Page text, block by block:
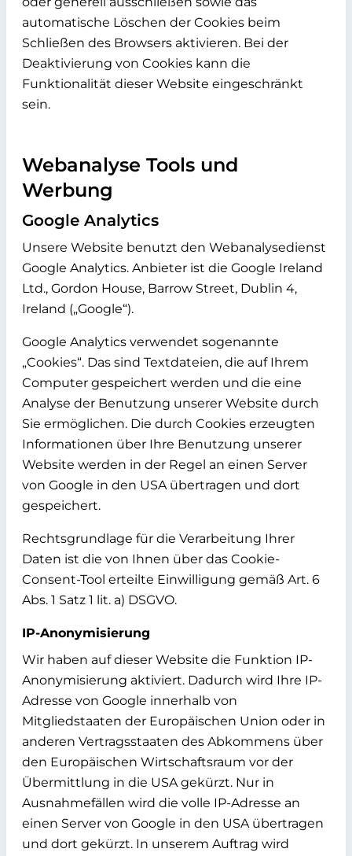
automatische Löschen der Cookies beim
Schließen des Browsers aktivieren. Bei der
Deaktivierung von Cookies kann die
Funktionalität dieser Website eingeschränkt
sein.
Webanalyse Tools und
Werbung
Google Analytics
Unsere Website benutzt den Webanalysedienst
Google Analytics. Anbieter ist die Google Ireland
Ltd., Gordon House, Barrow Street, Dublin 4,
Ireland („Google“).
Google Analytics verwendet sogenannte
„Cookies“. Das sind Textdateien, die auf Ihrem
Computer gespeichert werden und die eine
Analyse der Benutzung unserer Website durch
Sie ermöglichen. Die durch Cookies erzeugten
Informationen über Ihre Benutzung unserer
Website werden in der Regel an einen Server
von Google in den USA übertragen und dort
gespeichert.
Rechtsgrundlage für die Verarbeitung Ihrer
Daten ist die von Ihnen über das Cookie-
Consent-Tool erteilte Einwilligung gemäß Art. 6
Abs. 1 Satz 1 lit. a) DSGVO.
IP-Anonymisierung
Wir haben auf dieser Website die Funktion IP-
Anonymisierung aktiviert. Dadurch wird Ihre IP-
Adresse von Google innerhalb von
Mitgliedstaaten der Europäischen Union oder in
anderen Vertragsstaaten des Abkommens über
den Europäischen Wirtschaftsraum vor der
Übermittlung in die USA gekürzt. Nur in
Ausnahmefällen wird die volle IP-Adresse an
einen Server von Google in den USA übertragen
und dort gekürzt. In unserem Auftrag wird